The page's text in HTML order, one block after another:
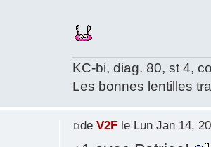
KC-bi, diag. 80, st 4,
Les bonnes lentilles
de V2Fle Lun Jan 14,